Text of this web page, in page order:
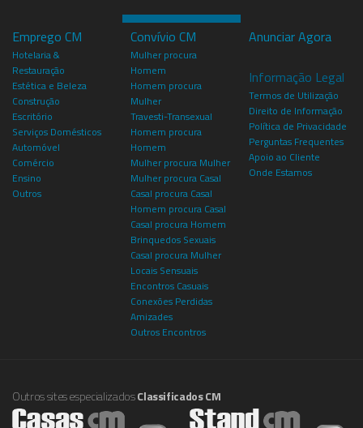
Emprego CM
Hotelaria &
Restauração
Estética e Beleza
Construção
Escritório
Serviços Domésticos
Automóvel
Comércio
Ensino
Outros
Convívio CM
Mulher procura
Homem
Homem procura
Mulher
Travesti-Transexual
Homem procura
Homem
Mulher procura Mulher
Mulher procura Casal
Casal procura Casal
Homem procura Casal
Casal procura Homem
Brinquedos Sexuais
Casal procura Mulher
Locais Sensuais
Encontros Casuais
Conexões Perdidas
Amizades
Outros Encontros
Anunciar Agora
Informação Legal
Termos de Utilização
Direito de Informação
Política de Privacidade
Perguntas Frequentes
Apoio ao Cliente
Onde Estamos
Outros sites especializadosClassificados CM